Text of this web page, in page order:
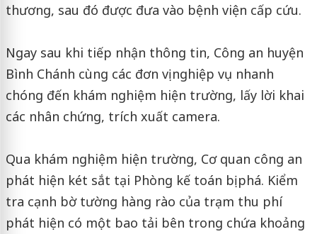
thương, sau đó được đưa vào bệnh viện cấp cứu.
Ngay sau khi tiếp nhận thông tin, Công an huyện
Bình Chánh cùng các đơn vị nghiệp vụ nhanh
chóng đến khám nghiệm hiện trường, lấy lời khai
các nhân chứng, trích xuất camera.
Qua khám nghiệm hiện trường, Cơ quan công an
phát hiện két sắt tại Phòng kế toán bị phá. Kiểm
tra cạnh bờ tường hàng rào của trạm thu phí
phát hiện có một bao tải bên trong chứa khoảng